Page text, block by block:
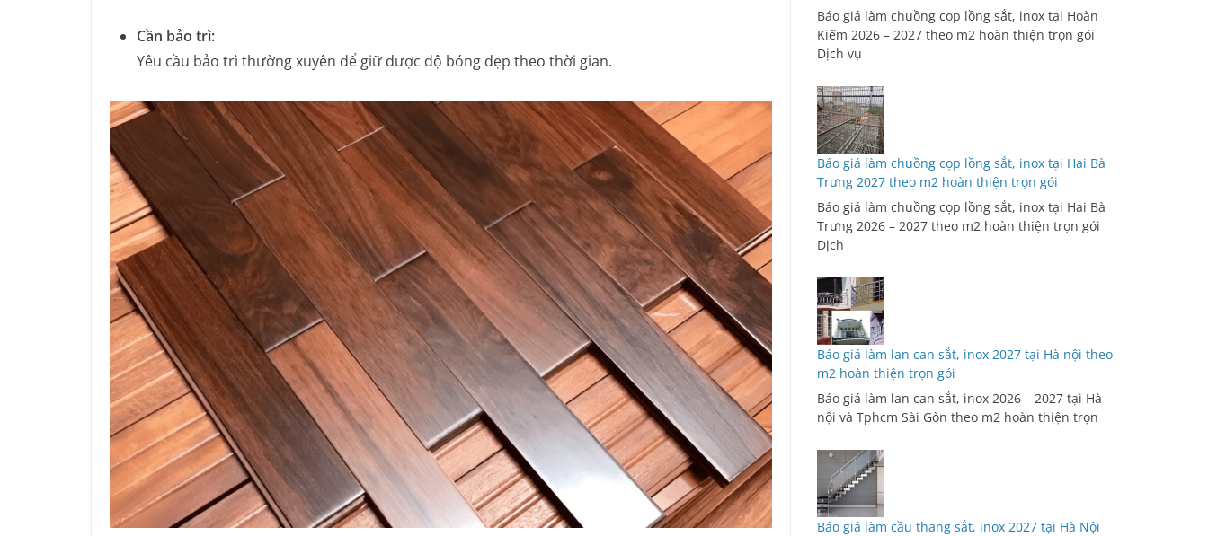
Cần bảo trì:
Yêu cầu bảo trì thường xuyên để giữ được độ bóng đẹp theo thời gian.
Báo giá làm chuồng cọp lồng sắt, inox tại Hoàn
Kiếm 2026 – 2027 theo m2 hoàn thiện trọn gói
Dịch vụ
Báo giá làm chuồng cọp lồng sắt, inox tại Hai Bà
Trưng 2027 theo m2 hoàn thiện trọn gói
Báo giá làm chuồng cọp lồng sắt, inox tại Hai Bà
Trưng 2026 – 2027 theo m2 hoàn thiện trọn gói
Dịch
Báo giá làm lan can sắt, inox 2027 tại Hà nội theo
m2 hoàn thiện trọn gói
Báo giá làm lan can sắt, inox 2026 – 2027 tại Hà
nội và Tphcm Sài Gòn theo m2 hoàn thiện trọn
Báo giá làm cầu thang sắt, inox 2027 tại Hà Nội